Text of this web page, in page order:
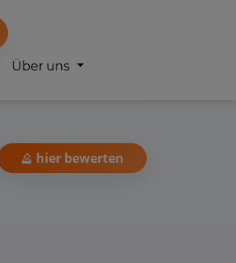
Über uns
hier bewerten